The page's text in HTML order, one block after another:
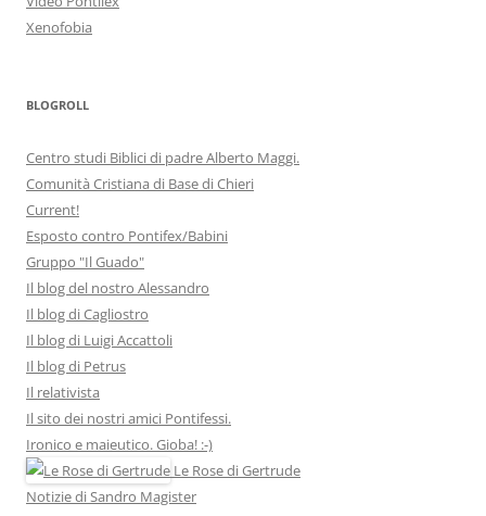
Xenofobia
BLOGROLL
Centro studi Biblici di padre Alberto Maggi.
Comunità Cristiana di Base di Chieri
Current!
Esposto contro Pontifex/Babini
Gruppo "Il Guado"
Il blog del nostro Alessandro
Il blog di Cagliostro
Il blog di Luigi Accattoli
Il blog di Petrus
Il relativista
Il sito dei nostri amici Pontifessi.
Ironico e maieutico. Gioba! :-)
Le Rose di Gertrude
Notizie di Sandro Magister